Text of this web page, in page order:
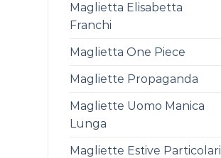
Maglietta Elisabetta
Franchi
Maglietta One Piece
Magliette Propaganda
Magliette Uomo Manica
Lunga
Magliette Estive Particolari